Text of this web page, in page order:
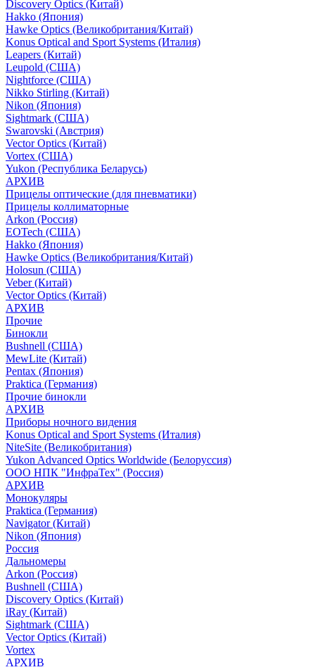
Discovery Optics (Китай)
Hakko (Япония)
Hawke Optics (Великобритания/Китай)
Konus Optical and Sport Systems (Италия)
Leapers (Китай)
Leupold (США)
Nightforce (США)
Nikko Stirling (Китай)
Nikon (Япония)
Sightmark (США)
Swarovski (Австрия)
Vector Optics (Китай)
Vortex (США)
Yukon (Республика Беларусь)
АРХИВ
Прицелы оптические (для пневматики)
Прицелы коллиматорные
Arkon (Россия)
EOTech (США)
Hakko (Япония)
Hawke Optics (Великобритания/Китай)
Holosun (США)
Veber (Китай)
Vector Optics (Китай)
АРХИВ
Прочие
Бинокли
Bushnell (США)
MewLite (Китай)
Pentax (Япония)
Praktica (Германия)
Прочие бинокли
АРХИВ
Приборы ночного видения
Konus Optical and Sport Systems (Италия)
NiteSite (Великобритания)
Yukon Advanced Optics Worldwide (Белоруссия)
ООО НПК "ИнфраТех" (Россия)
АРХИВ
Монокуляры
Praktica (Германия)
Navigator (Китай)
Nikon (Япония)
Россия
Дальномеры
Arkon (Россия)
Bushnell (США)
Discovery Optics (Китай)
iRay (Китай)
Sightmark (США)
Vector Optics (Китай)
Vortex
АРХИВ